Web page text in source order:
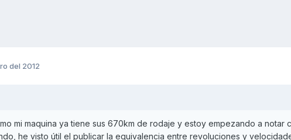
del 2012
mi maquina ya tiene sus 670km de rodaje y estoy empezando a notar
he visto útil el publicar la equivalencia entre revoluciones y